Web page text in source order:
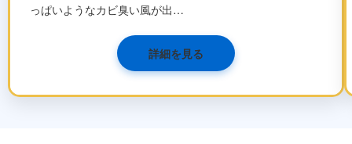
っぱいようなカビ臭い風が出…
詳細を見る